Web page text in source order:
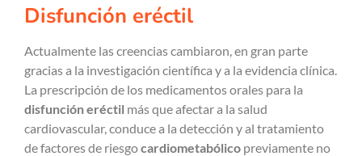
Disfunción eréctil
Actualmente las creencias cambiaron, en gran parte
gracias a la investigación científica y a la evidencia clínica.
La prescripción de los medicamentos orales para la
disfunción eréctil más que afectar a la salud
cardiovascular, conduce a la detección y al tratamiento
de factores de riesgocardiometabólico previamente no